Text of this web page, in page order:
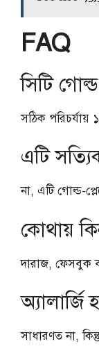
FAQ
সিটি
সঠিক পরিচর্যায়
এটি
না, এটি গোল্ড-
কোথায়
দারাজ, ফেসবুক বা
অ্যালার্জি
সাধারণত না,